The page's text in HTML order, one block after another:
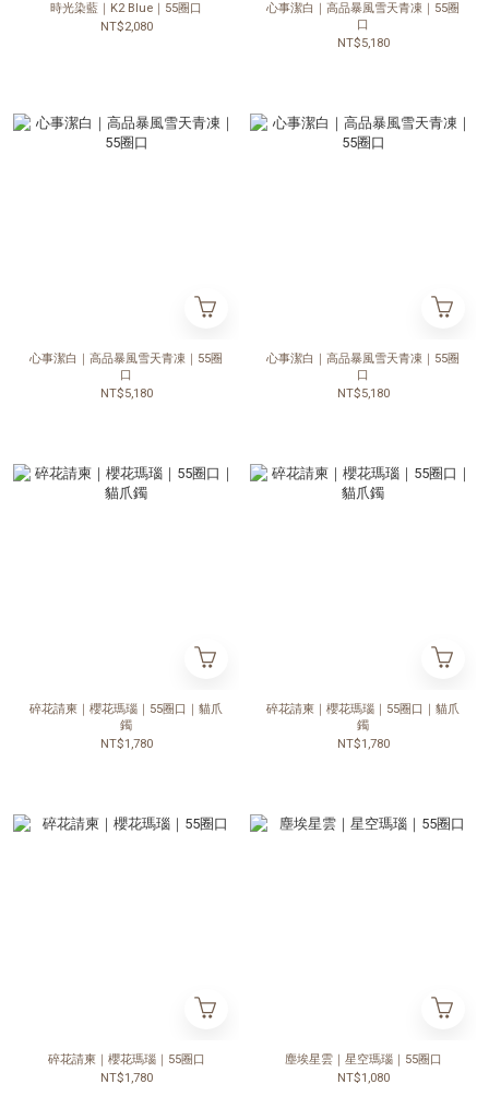
時光染藍｜K2 Blue｜55圈口
NT$2,080
心事潔白｜高品暴風雪天青凍｜55圈
口
NT$5,180
心事潔白｜高品暴風雪天青凍｜55圈
口
NT$5,180
心事潔白｜高品暴風雪天青凍｜55圈
口
NT$5,180
碎花請柬｜櫻花瑪瑙｜55圈口｜貓爪
鐲
NT$1,780
碎花請柬｜櫻花瑪瑙｜55圈口｜貓爪
鐲
NT$1,780
碎花請柬｜櫻花瑪瑙｜55圈口
NT$1,780
塵埃星雲｜星空瑪瑙｜55圈口
NT$1,080